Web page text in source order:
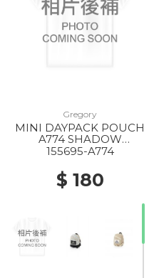
Gregory
MINI DAYPACK POUCH
A774 SHADOW
TAPESTRY
155695-A774
$ 180